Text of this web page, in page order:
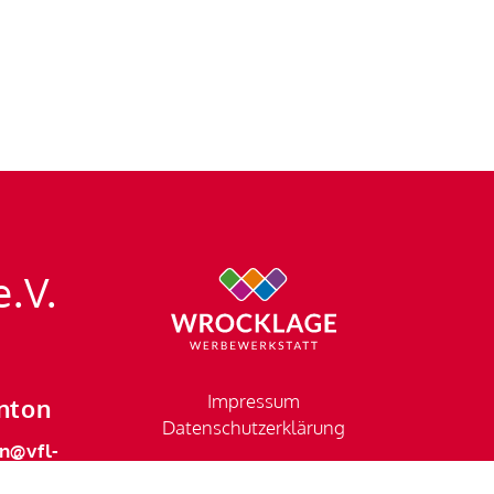
Impressum
Datenschutzerklärung